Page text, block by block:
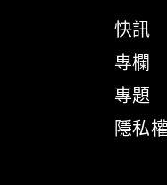
快訊
專欄
專題
隱私